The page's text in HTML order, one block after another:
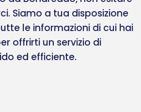
Siamo a tua disposizione
le informazioni di cui hai
offrirti un servizio di
ed efficiente.